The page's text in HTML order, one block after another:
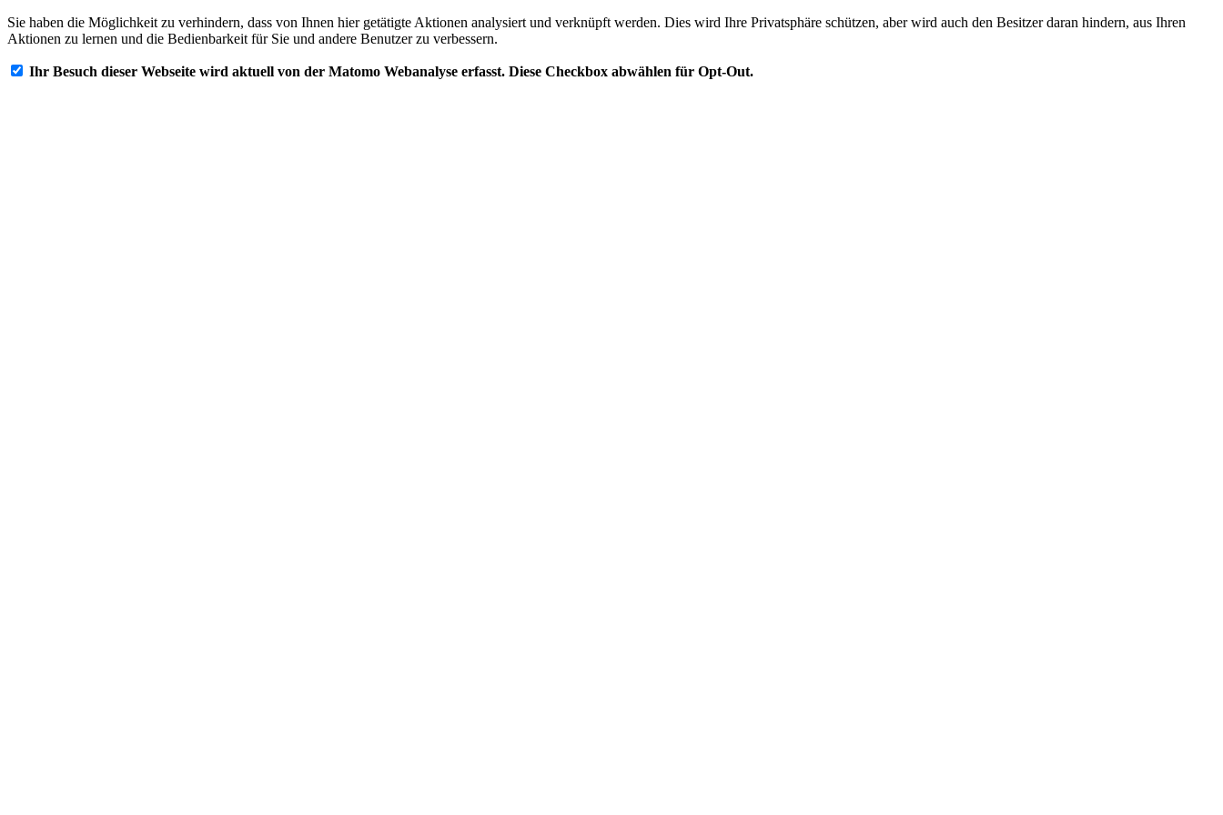
Sie haben die Möglichkeit zu verhindern, dass von Ihnen hier getätigte Aktionen analysiert und verknüpft werden. Dies wird Ihre Privatsphäre schützen, aber wird auch den Besitzer daran hindern, aus Ihren
Aktionen zu lernen und die Bedienbarkeit für Sie und andere Benutzer zu verbessern.
Ihr Besuch dieser Webseite wird aktuell von der Matomo Webanalyse erfasst. Diese Checkbox abwählen für Opt-Out.